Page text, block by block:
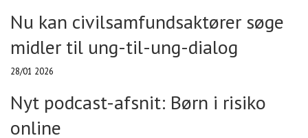
Nu kan civilsamfundsaktører søge
midler til ung-til-ung-dialog
28/01 2026
Nyt podcast-afsnit: Børn i risiko
online